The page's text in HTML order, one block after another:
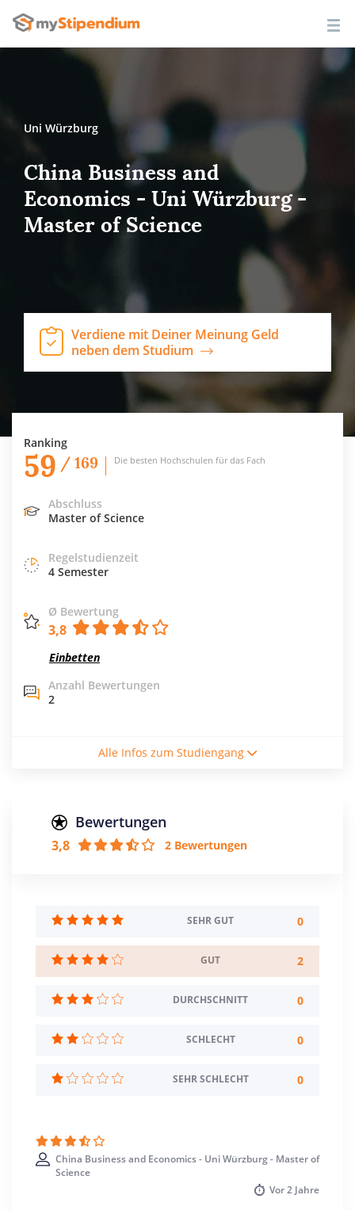
Uni Würzburg
China Business and
Economics - Uni Würzburg -
Master of Science
Verdiene mit Deiner Meinung Geld
neben dem Studium
Ranking
59 / 169 Die besten Hochschulen für das Fach
Abschluss
Master of Science
Regelstudienzeit
4 Semester
Ø Bewertung
3,8
Einbetten
Anzahl Bewertungen
2
Vollzeitstudium
Zulassungsbeschränkung
Creditpoints
120
Regelstudienzeit
4 Semester
Chinesisch
Deutsch
Standort
Würzburg >> Würzburg
Alle Infos zum Studiengang
Bewertungen
3,8 2 Bewertungen
SEHR GUT 0
GUT 2
DURCHSCHNITT 0
SCHLECHT 0
SEHR SCHLECHT 0
China Business and Economics - Uni Würzburg - Master of
Science
Vor2 Jahre